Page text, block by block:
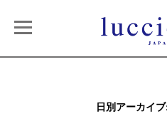
日別アーカイ